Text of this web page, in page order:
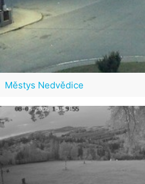
Městys Nedvědice